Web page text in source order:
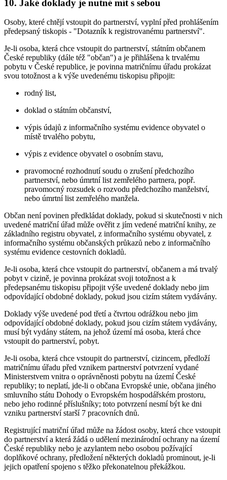
10. Jaké doklady je nutné mít s sebou
Osoby, které chtějí vstoupit do partnerství, vyplní před prohlášením
předepsaný tiskopis - "Dotazník k registrovanému partnerství".
Je-li osoba, která chce vstoupit do partnerství, státním občanem
České republiky (dále též "občan") a je přihlášena k trvalému
pobytu v České republice, je povinna matričnímu úřadu prokázat
svou totožnost a k výše uvedenému tiskopisu připojit:
rodný list,
doklad o státním občanství,
výpis údajů z informačního systému evidence obyvatel o
místě trvalého pobytu,
výpis z evidence obyvatel o osobním stavu,
pravomocné rozhodnutí soudu o zrušení předchozího
partnerství, nebo úmrtní list zemřelého partnera, popř.
pravomocný rozsudek o rozvodu předchozího manželství,
nebo úmrtní list zemřelého manžela.
Občan není povinen předkládat doklady, pokud si skutečnosti v nich
uvedené matriční úřad může ověřit z jím vedené matriční knihy, ze
základního registru obyvatel, z informačního systému obyvatel, z
informačního systému občanských průkazů nebo z informačního
systému evidence cestovních dokladů.
Je-li osoba, která chce vstoupit do partnerství, občanem a má trvalý
pobyt v cizině, je povinna prokázat svoji totožnost a k
předepsanému tiskopisu připojit výše uvedené doklady nebo jim
odpovídající obdobné doklady, pokud jsou cizím státem vydávány.
Doklady výše uvedené pod třetí a čtvrtou odrážkou nebo jim
odpovídající obdobné doklady, pokud jsou cizím státem vydávány,
musí být vydány státem, na jehož území má osoba, která chce
vstoupit do partnerství, pobyt.
Je-li osoba, která chce vstoupit do partnerství, cizincem, předloží
matričnímu úřadu před vznikem partnerství potvrzení vydané
Ministerstvem vnitra o oprávněnosti pobytu na území České
republiky; to neplatí, jde-li o občana Evropské unie, občana jiného
smluvního státu Dohody o Evropském hospodářském prostoru,
nebo jeho rodinné příslušníky; toto potvrzení nesmí být ke dni
vzniku partnerství starší 7 pracovních dnů.
Registrující matriční úřad může na žádost osoby, která chce vstoupit
do partnerství a která žádá o udělení mezinárodní ochrany na území
České republiky nebo je azylantem nebo osobou požívající
doplňkové ochrany, předložení některých dokladů prominout, je-li
jejich opatření spojeno s těžko překonatelnou překážkou.